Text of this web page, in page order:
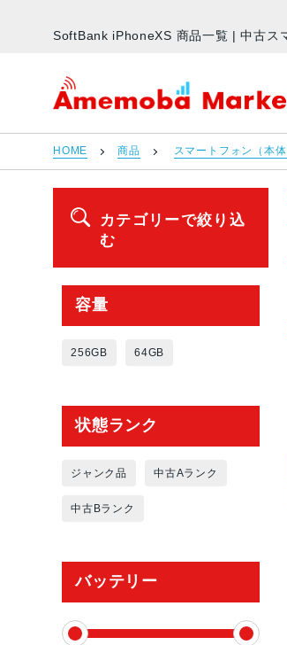
SoftBank iPhoneXS 商品一覧 | 中古ス
アメモバマーケット
HOME 商品 スマートフォン（本体
カテゴリーで絞り込
む
容量
256GB 64GB
状態ランク
ジャンク品 中古Aランク
中古Bランク
バッテリー